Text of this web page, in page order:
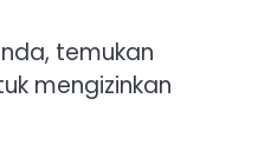
temukan
mengizinkan